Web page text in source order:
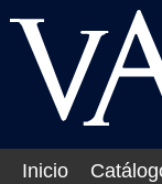
Inicio